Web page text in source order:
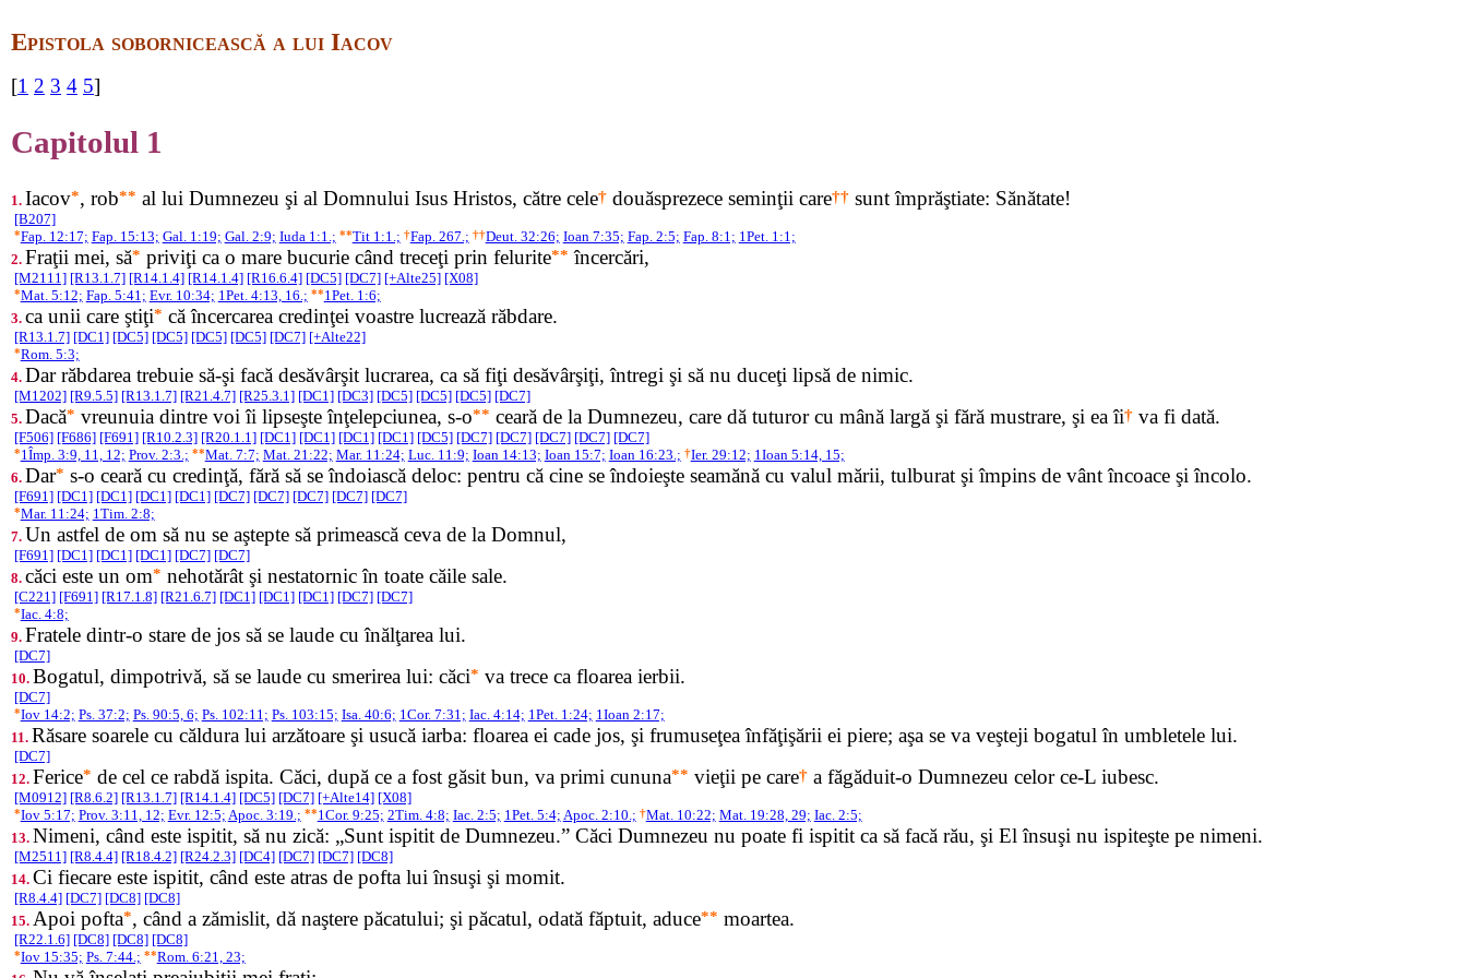
Epistola sobornicească a lui Iacov
[1 2 3 4 5]
Capitolul 1
1. Iacov*, rob** al lui Dumnezeu şi al Domnului Isus Hristos, către cele† douăsprezece seminţii care†† sunt împrăştiate: Sănătate!
[B207]
*Fap. 12:17; Fap. 15:13; Gal. 1:19; Gal. 2:9; Iuda 1:1.; **Tit 1:1.; †Fap. 267.; ††Deut. 32:26; Ioan 7:35; Fap. 2:5; Fap. 8:1; 1Pet. 1:1;
2. Fraţii mei, să* priviţi ca o mare bucurie când treceţi prin felurite** încercări,
[M2111] [R13.1.7] [R14.1.4] [R14.1.4] [R16.6.4] [DC5] [DC7] [+Alte25] [X08]
*Mat. 5:12; Fap. 5:41; Evr. 10:34; 1Pet. 4:13, 16.; **1Pet. 1:6;
3. ca unii care ştiţi* că încercarea credinţei voastre lucrează răbdare.
[R13.1.7] [DC1] [DC5] [DC5] [DC5] [DC5] [DC7] [+Alte22]
*Rom. 5:3;
4. Dar răbdarea trebuie să-şi facă desăvârşit lucrarea, ca să fiţi desăvârşiţi, întregi şi să nu duceţi lipsă de nimic.
[M1202] [R9.5.5] [R13.1.7] [R21.4.7] [R25.3.1] [DC1] [DC3] [DC5] [DC5] [DC5] [DC7]
5. Dacă* vreunuia dintre voi îi lipseşte înţelepciunea, s-o** ceară de la Dumnezeu, care dă tuturor cu mână largă şi fără mustrare, şi ea îi† va fi dată.
[F506] [F686] [F691] [R10.2.3] [R20.1.1] [DC1] [DC1] [DC1] [DC1] [DC5] [DC7] [DC7] [DC7] [DC7] [DC7]
*1Împ. 3:9, 11, 12; Prov. 2:3.; **Mat. 7:7; Mat. 21:22; Mar. 11:24; Luc. 11:9; Ioan 14:13; Ioan 15:7; Ioan 16:23.; †Ier. 29:12; 1Ioan 5:14, 15;
6. Dar* s-o ceară cu credinţă, fără să se îndoiască deloc: pentru că cine se îndoieşte seamănă cu valul mării, tulburat şi împins de vânt încoace şi încolo.
[F691] [DC1] [DC1] [DC1] [DC1] [DC7] [DC7] [DC7] [DC7] [DC7]
*Mar. 11:24; 1Tim. 2:8;
7. Un astfel de om să nu se aştepte să primească ceva de la Domnul,
[F691] [DC1] [DC1] [DC1] [DC7] [DC7]
8. căci este un om* nehotărât şi nestatornic în toate căile sale.
[C221] [F691] [R17.1.8] [R21.6.7] [DC1] [DC1] [DC1] [DC7] [DC7]
*Iac. 4:8;
9. Fratele dintr-o stare de jos să se laude cu înălţarea lui.
[DC7]
10. Bogatul, dimpotrivă, să se laude cu smerirea lui: căci* va trece ca floarea ierbii.
[DC7]
*Iov 14:2; Ps. 37:2; Ps. 90:5, 6; Ps. 102:11; Ps. 103:15; Isa. 40:6; 1Cor. 7:31; Iac. 4:14; 1Pet. 1:24; 1Ioan 2:17;
11. Răsare soarele cu căldura lui arzătoare şi usucă iarba: floarea ei cade jos, şi frumuseţea înfăţişării ei piere; aşa se va veşteji bogatul în umbletele lui.
[DC7]
12. Ferice* de cel ce rabdă ispita. Căci, după ce a fost găsit bun, va primi cununa** vieţii pe care† a făgăduit-o Dumnezeu celor ce-L iubesc.
[M0912] [R8.6.2] [R13.1.7] [R14.1.4] [DC5] [DC7] [+Alte14] [X08]
*Iov 5:17; Prov. 3:11, 12; Evr. 12:5; Apoc. 3:19.; **1Cor. 9:25; 2Tim. 4:8; Iac. 2:5; 1Pet. 5:4; Apoc. 2:10.; †Mat. 10:22; Mat. 19:28, 29; Iac. 2:5;
13. Nimeni, când este ispitit, să nu zică: „Sunt ispitit de Dumnezeu.” Căci Dumnezeu nu poate fi ispitit ca să facă rău, şi El însuşi nu ispiteşte pe nimeni.
[M2511] [R8.4.4] [R18.4.2] [R24.2.3] [DC4] [DC7] [DC7] [DC8]
14. Ci fiecare este ispitit, când este atras de pofta lui însuşi şi momit.
[R8.4.4] [DC7] [DC8] [DC8]
15. Apoi pofta*, când a zămislit, dă naştere păcatului; şi păcatul, odată făptuit, aduce** moartea.
[R22.1.6] [DC8] [DC8] [DC8]
*Iov 15:35; Ps. 7:44.; **Rom. 6:21, 23;